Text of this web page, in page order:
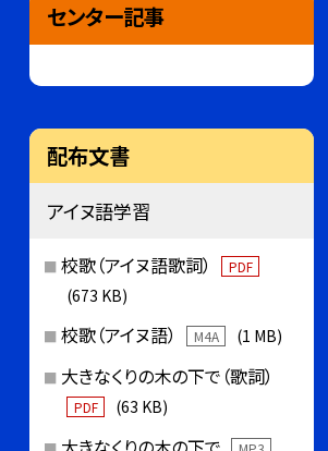
センター記事
配布文書
アイヌ語学習
校歌（アイヌ語歌詞） PDF
(673 KB)
校歌（アイヌ語） M4A (1 MB)
大きなくりの木の下で（歌詞）
PDF (63 KB)